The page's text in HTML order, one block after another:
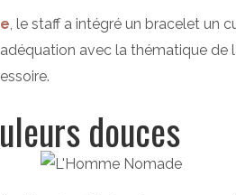
, le staff a intégré un bracelet un
avec la thématique de
douces